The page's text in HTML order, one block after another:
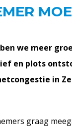
we meer
en plots
in
graag